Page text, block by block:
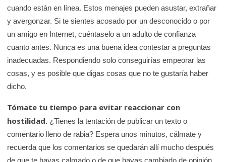
cuando están en línea. Estos menajes pueden asustar, extrañar
y avergonzar. Si te sientes acosado por un desconocido o por
un amigo en Internet, cuéntaselo a un adulto de confianza
cuanto antes. Nunca es una buena idea contestar a preguntas
inadecuadas. Respondiendo solo conseguirías empeorar las
cosas, y es posible que digas cosas que no te gustaría haber
dicho.
Tómate tu tiempo para evitar reaccionar con
hostilidad. ¿Tienes la tentación de publicar un texto o
comentario lleno de rabia? Espera unos minutos, cálmate y
recuerda que los comentarios se quedarán allí mucho después